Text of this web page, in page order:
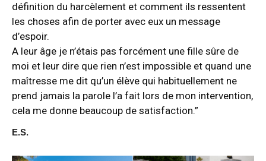
définition du harcèlement et comment ils ressentent
les choses afin de porter avec eux un message
d’espoir.
A leur âge je n’étais pas forcément une fille sûre de
moi et leur dire que rien n’est impossible et quand une
maîtresse me dit qu’un élève qui habituellement ne
prend jamais la parole l’a fait lors de mon intervention,
cela me donne beaucoup de satisfaction.”
E.S.